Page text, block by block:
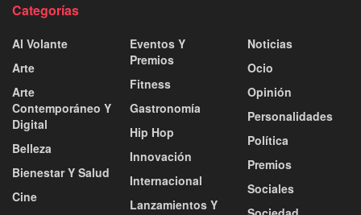
Categorías
Al Volante
Arte
Arte
Contemporáneo Y
Digital
Belleza
Bienestar Y Salud
Cine
Eventos Y
Premios
Fitness
Gastronomía
Hip Hop
Innovación
Internacional
Lanzamientos Y
Noticias
Ocio
Opinión
Personalidades
Política
Premios
Sociales